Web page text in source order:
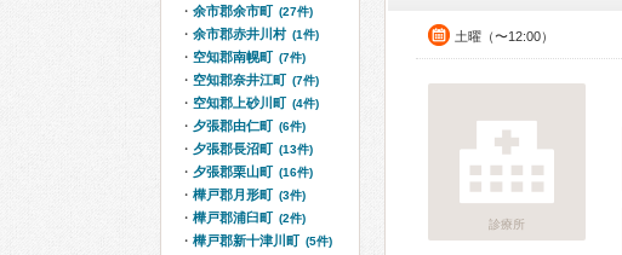
土曜（〜12:00）
診療所
余市郡余市町 (27件)
余市郡赤井川村 (1件)
空知郡南幌町 (7件)
空知郡奈井江町 (7件)
空知郡上砂川町 (4件)
夕張郡由仁町 (6件)
夕張郡長沼町 (13件)
夕張郡栗山町 (16件)
樺戸郡月形町 (3件)
樺戸郡浦臼町 (2件)
樺戸郡新十津川町 (5件)